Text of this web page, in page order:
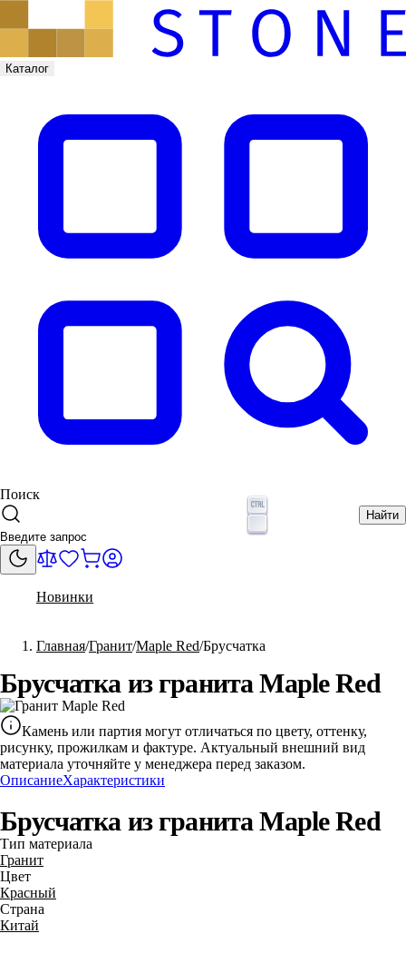
Каталог
Поиск
Найти
Новинки
Главная Гранит Maple Red Брусчатка
Брусчатка из гранита Maple Red
Камень или партия могут отличаться по цвету, оттенку,
рисунку, прожилкам и фактуре. Актуальный внешний вид
материала уточняйте у менеджера перед заказом.
ОписаниеХарактеристики
Брусчатка из гранита Maple Red
Тип материала
Гранит
Цвет
Красный
Страна
Китай